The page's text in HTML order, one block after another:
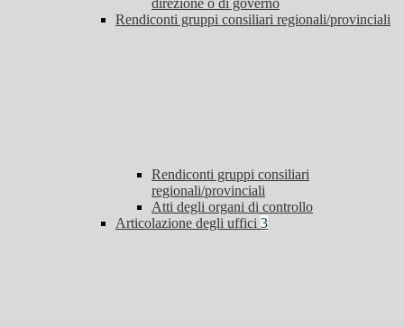
direzione o di governo
Rendiconti gruppi consiliari regionali/provinciali
Rendiconti gruppi consiliari
regionali/provinciali
Atti degli organi di controllo
Articolazione degli uffici 3